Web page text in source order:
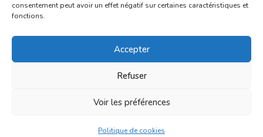
consentement peut avoir un effet négatif sur certaines caractéristiques et
fonctions.
Accepter
Refuser
Voir les préférences
Politique de cookies
du 4 au 11 septembre :
du 11 au 14 septembre :